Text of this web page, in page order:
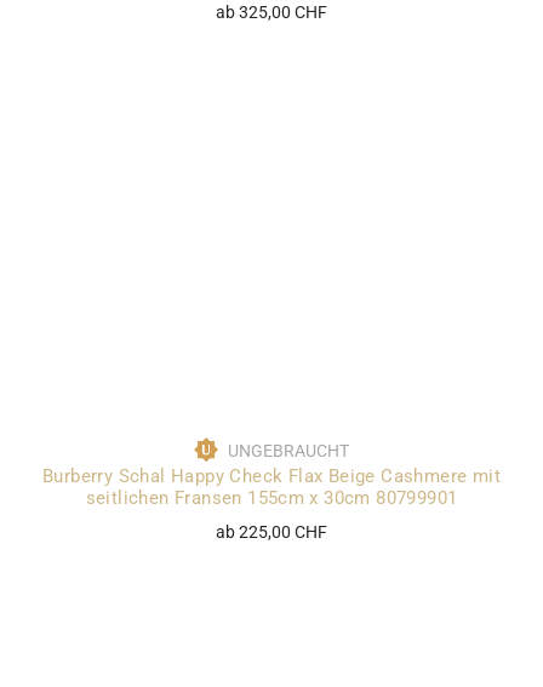
ab 325,00 CHF
UNGEBRAUCHT
Burberry Schal Happy Check Flax Beige Cashmere mit
seitlichen Fransen 155cm x 30cm 80799901
ab 225,00 CHF